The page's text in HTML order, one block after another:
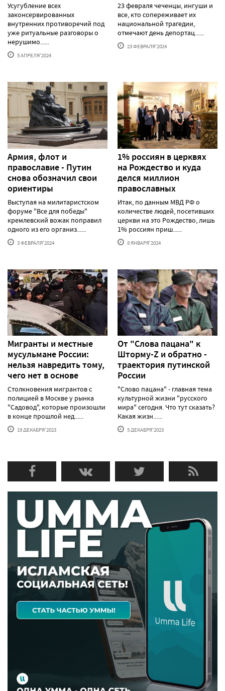
Усугубление всех
законсервированных
внутренних противоречий под
уже ритуальные разговоры о
нерушимо......
5 АПРЕЛЯ'2024
23 февраля чеченцы, ингуши и
все, кто сопереживает их
национальной трагедии,
отмечают день депортац......
23 ФЕВРАЛЯ'2024
Армия, флот и
православие - Путин
снова обозначил свои
ориентиры
Выступая на милитаристском
форуме "Все для победы"
кремлевский вожак поправил
одного из его организ......
3 ФЕВРАЛЯ'2024
1% россиян в церквях
на Рождество и куда
делся миллион
православных
Итак, по данным МВД РФ о
количестве людей, посетивших
церкви на это Рождество, лишь
1% россиян приш......
8 ЯНВАРЯ'2024
Мигранты и местные
мусульмане России:
нельзя навредить тому,
чего нет в основе
Столкновения мигрантов с
полицией в Москве у рынка
"Садовод", которые произошли
в конце прошлой нед......
19 ДЕКАБРЯ'2023
От "Слова пацана" к
Шторму-Z и обратно -
траектория путинской
России
"Слово пацана" - главная тема
культурной жизни "русского
мира" сегодня. Что тут сказать?
Какая жизн......
5 ДЕКАБРЯ'2023